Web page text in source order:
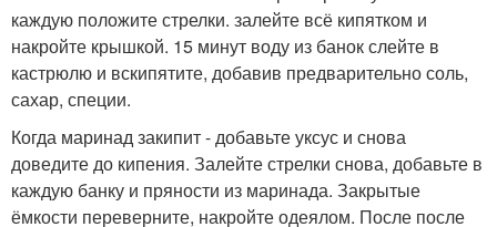
каждую положите стрелки. залейте всё кипятком и
накройте крышкой. 15 минут воду из банок слейте в
кастрюлю и вскипятите, добавив предварительно соль,
сахар, специи.
Когда маринад закипит - добавьте уксус и снова
доведите до кипения. Залейте стрелки снова, добавьте в
каждую банку и пряности из маринада. Закрытые
ёмкости переверните, накройте одеялом. После после